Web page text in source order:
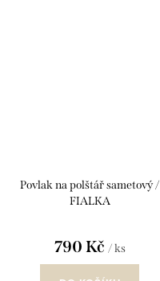
Povlak na polštář sametový /
FIALKA
790 Kč / ks